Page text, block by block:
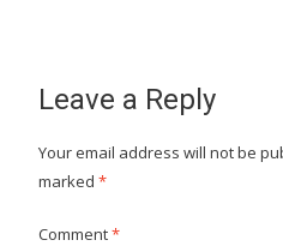
Leave a Reply
Your email address will not be
marked *
Comment*